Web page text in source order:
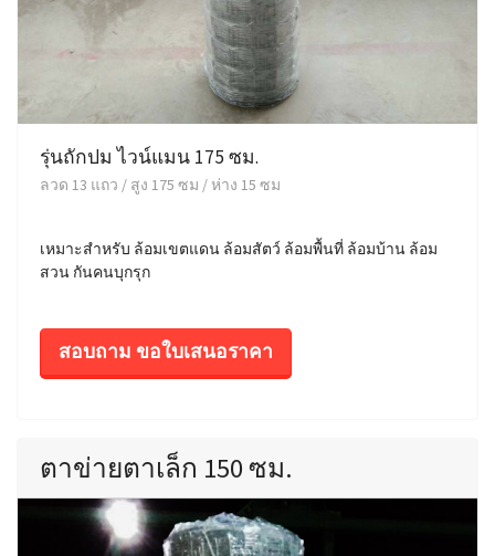
รุ่นถักปม ไวน์แมน 175 ซม.
ลวด 13 แถว / สูง 175 ซม / ห่าง 15 ซม
เหมาะสำหรับ ล้อมเขตแดน ล้อมสัตว์ ล้อมพื้นที่ ล้อมบ้าน ล้อม
สวน กันคนบุกรุก
สอบถาม ขอใบเสนอราคา
ตาข่ายตาเล็ก 150 ซม.